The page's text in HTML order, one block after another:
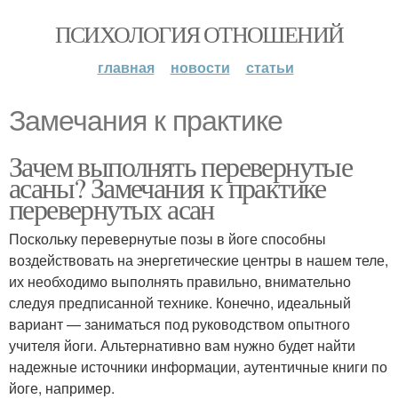
ПСИХОЛОГИЯ ОТНОШЕНИЙ
главная новости статьи
Замечания к практике
Зачем выполнять перевернутые
асаны? Замечания к практике
перевернутых асан
Поскольку перевернутые позы в йоге способны
воздействовать на энергетические центры в нашем теле,
их необходимо выполнять правильно, внимательно
следуя предписанной технике. Конечно, идеальный
вариант — заниматься под руководством опытного
учителя йоги. Альтернативно вам нужно будет найти
надежные источники информации, аутентичные книги по
йоге, например.